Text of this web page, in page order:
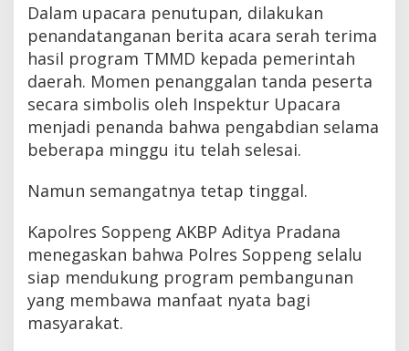
Dalam upacara penutupan, dilakukan
penandatanganan berita acara serah terima
hasil program TMMD kepada pemerintah
daerah. Momen penanggalan tanda peserta
secara simbolis oleh Inspektur Upacara
menjadi penanda bahwa pengabdian selama
beberapa minggu itu telah selesai.
Namun semangatnya tetap tinggal.
Kapolres Soppeng AKBP Aditya Pradana
menegaskan bahwa Polres Soppeng selalu
siap mendukung program pembangunan
yang membawa manfaat nyata bagi
masyarakat.